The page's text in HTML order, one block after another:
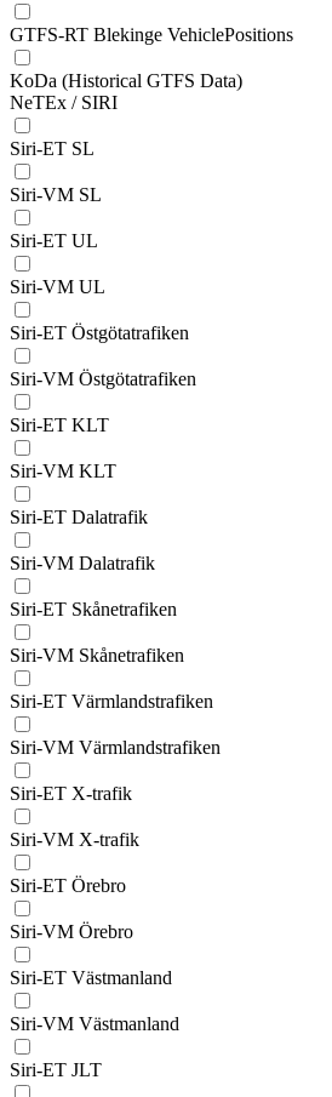
GTFS-RT Blekinge VehiclePositions
KoDa (Historical GTFS Data)
NeTEx / SIRI
Siri-ET SL
Siri-VM SL
Siri-ET UL
Siri-VM UL
Siri-ET Östgötatrafiken
Siri-VM Östgötatrafiken
Siri-ET KLT
Siri-VM KLT
Siri-ET Dalatrafik
Siri-VM Dalatrafik
Siri-ET Skånetrafiken
Siri-VM Skånetrafiken
Siri-ET Värmlandstrafiken
Siri-VM Värmlandstrafiken
Siri-ET X-trafik
Siri-VM X-trafik
Siri-ET Örebro
Siri-VM Örebro
Siri-ET Västmanland
Siri-VM Västmanland
Siri-ET JLT